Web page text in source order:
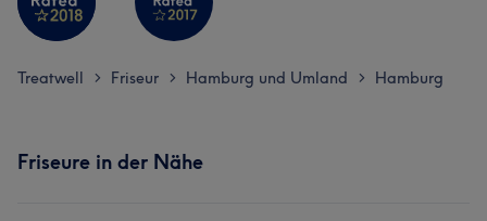
Treatwell > Friseur > Hamburg und Umland > Hamburg
Friseure in der Nähe